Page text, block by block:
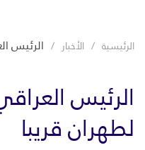
الرئيسية الأخبار الرئيس
الرئيس
لطهران قريبا